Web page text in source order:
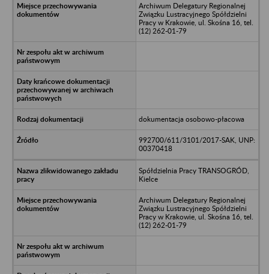
Archiwum Delegatury Regionalnej
Związku Lustracyjnego Spółdzielni
Pracy w Krakowie, ul. Skośna 16, tel.
(12) 262-01-79
dokumentacja osobowo-płacowa
992700/611/3101/2017-SAK, UNP:
00370418
Spółdzielnia Pracy TRANSOGRÓD,
Kielce
Archiwum Delegatury Regionalnej
Związku Lustracyjnego Spółdzielni
Pracy w Krakowie, ul. Skośna 16, tel.
(12) 262-01-79